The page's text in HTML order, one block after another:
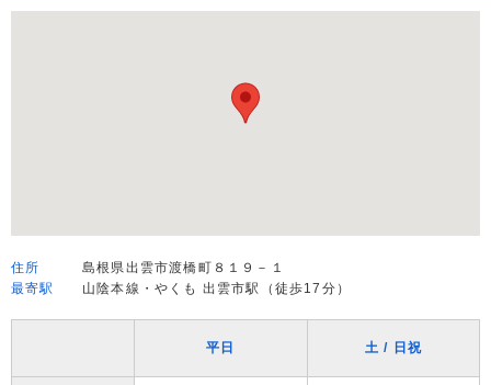
>提携企業一覧
住所
島根県出雲市渡橋町８１９－１
最寄駅
山陰本線・やくも 出雲市駅（徒歩17分）
平日 土 / 日祝